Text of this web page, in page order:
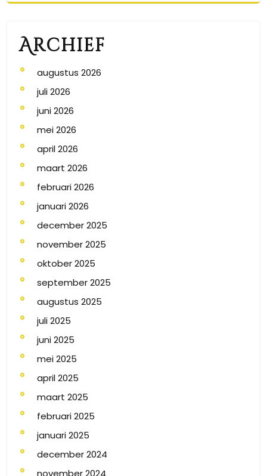
Archief
augustus 2026
juli 2026
juni 2026
mei 2026
april 2026
maart 2026
februari 2026
januari 2026
december 2025
november 2025
oktober 2025
september 2025
augustus 2025
juli 2025
juni 2025
mei 2025
april 2025
maart 2025
februari 2025
januari 2025
december 2024
november 2024